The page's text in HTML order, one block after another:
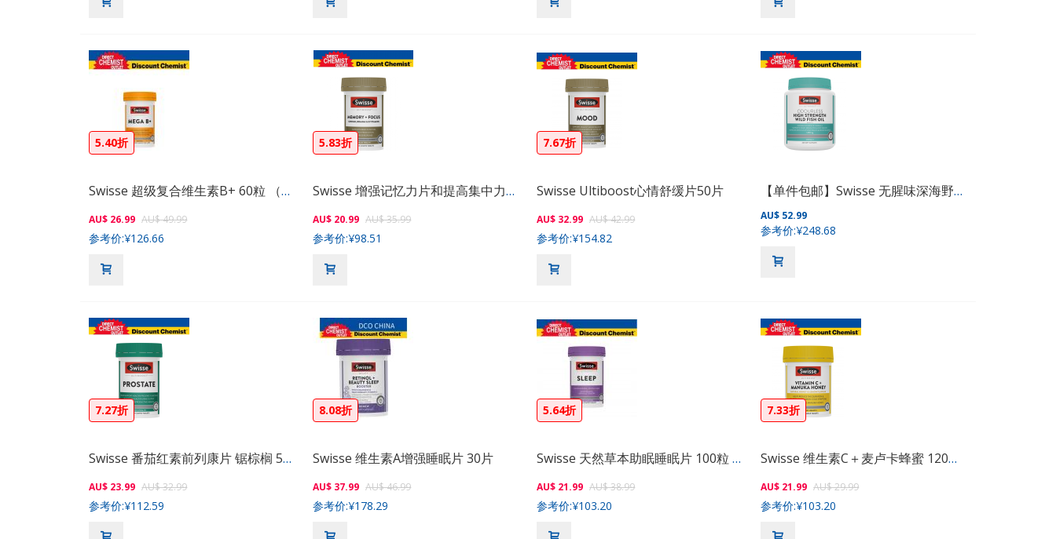
5.40折
Swisse 超级复合维生素B+ 60粒 （排毒减压）
AU$ 26.99 AU$ 49.99
参考价:¥126.66
5.83折
Swisse 增强记忆力片和提高集中力片 50粒
AU$ 20.99 AU$ 35.99
参考价:¥98.51
7.67折
Swisse Ultiboost心情舒缓片50片
AU$ 32.99 AU$ 42.99
参考价:¥154.82
【单件包邮】Swisse 无腥味深海野生鱼油胶囊1500mg 400粒（有益于心脏/大脑/关节/眼睛）
AU$ 52.99
参考价:¥248.68
7.27折
Swisse 番茄红素前列康片 锯棕榈 50粒
AU$ 23.99 AU$ 32.99
参考价:¥112.59
8.08折
Swisse 维生素A增强睡眠片 30片
AU$ 37.99 AU$ 46.99
参考价:¥178.29
5.64折
Swisse 天然草本助眠睡眠片 100粒 （促进睡眠/改善睡眠质量）
AU$ 21.99 AU$ 38.99
参考价:¥103.20
7.33折
Swisse 维生素C＋麦卢卡蜂蜜 120片（抗衰老抗氧化）
AU$ 21.99 AU$ 29.99
参考价:¥103.20